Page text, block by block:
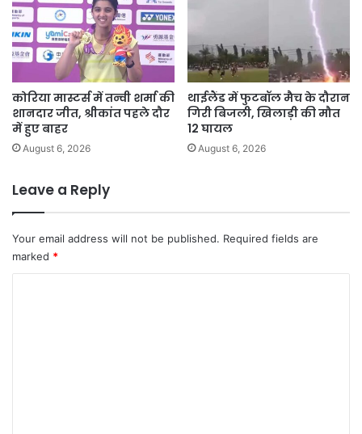
कोरिया मास्टर्स में तन्वी शर्मा की
शानदार जीत, श्रीकांत पहले दौर
में हुए बाहर
August 6, 2026
थाईलैंड में फुटबॉल मैच के दौरान
गिरी बिजली, खिलाड़ी की मौत
12 घायल
August 6, 2026
Leave a Reply
Your email address will not be published. Required fields are
marked *